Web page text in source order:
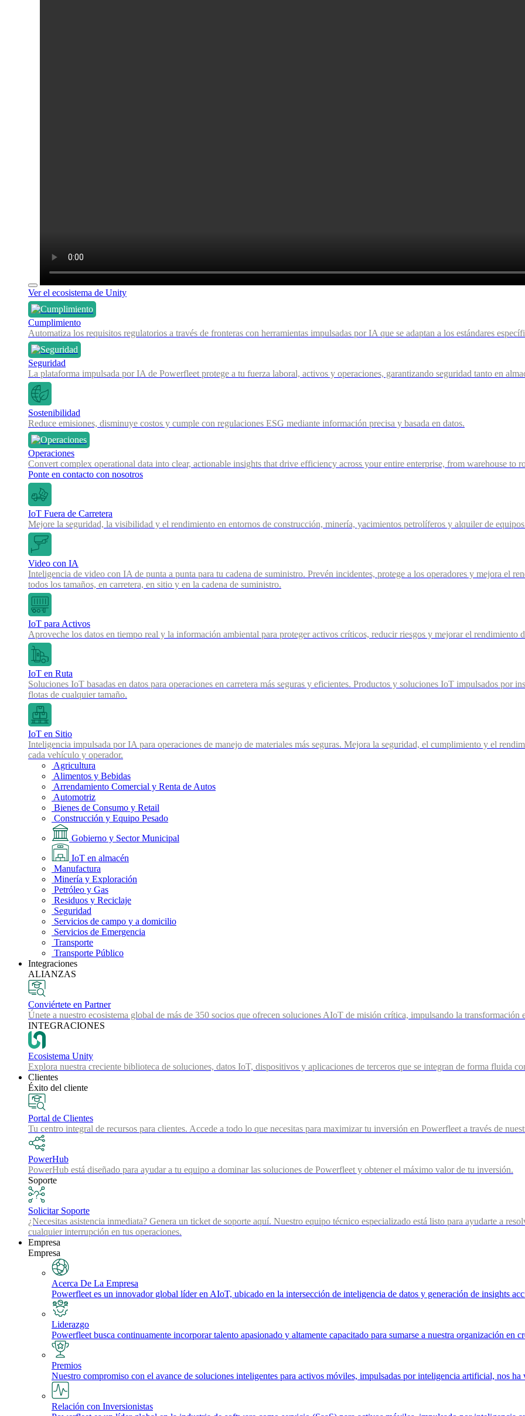
Ver el ecosistema de Unity
Cumplimiento
Automatiza los requisitos regulatorios a través de fronteras con herramientas impulsadas por IA que se adaptan a los estándares
Seguridad
La plataforma impulsada por IA de Powerfleet protege a tu fuerza laboral, activos y operaciones, garantizando seguridad tanto en
Sostenibilidad
Reduce emisiones, disminuye costos y cumple con regulaciones ESG mediante información precisa y basada en datos.
Operaciones
Convert complex operational data into clear, actionable insights that drive efficiency across your entire enterprise, from warehouse to
Ponte en contacto con nosotros
IoT Fuera de Carretera
Mejore la seguridad, la visibilidad y el rendimiento en entornos de construcción, minería, yacimientos petrolíferos y alquiler de
Video con IA
Inteligencia de video con IA de punta a punta para tu cadena de suministro. Prevén incidentes, protege a los operadores y mejora el
todos los tamaños, en carretera, en sitio y en la cadena de suministro.
IoT para Activos
Aproveche los datos en tiempo real y la información ambiental para proteger activos críticos, reducir riesgos y mejorar el rendimiento
IoT en Ruta
Soluciones IoT basadas en datos para operaciones en carretera más seguras y eficientes. Productos y soluciones IoT impulsados
flotas de cualquier tamaño.
IoT en Sitio
Inteligencia impulsada por IA para operaciones de manejo de materiales más seguras. Mejora la seguridad, el cumplimiento y el
cada vehículo y operador.
Agricultura
Alimentos y Bebidas
Arrendamiento Comercial y Renta de Autos
Automotriz
Bienes de Consumo y Retail
Construcción y Equipo Pesado
Gobierno y Sector Municipal
IoT en almacén
Manufactura
Minería y Exploración
Petróleo y Gas
Residuos y Reciclaje
Seguridad
Servicios de campo y a domicilio
Servicios de Emergencia
Transporte
Transporte Público
Integraciones
ALIANZAS
Conviértete en Partner
Únete a nuestro ecosistema global de más de 350 socios que ofrecen soluciones AIoT de misión crítica, impulsando la transformación
INTEGRACIONES
Ecosistema Unity
Explora nuestra creciente biblioteca de soluciones, datos IoT, dispositivos y aplicaciones de terceros que se integran de forma fluida
Clientes
Éxito del cliente
Portal de Clientes
Tu centro integral de recursos para clientes. Accede a todo lo que necesitas para maximizar tu inversión en Powerfleet a través de
PowerHub
PowerHub está diseñado para ayudar a tu equipo a dominar las soluciones de Powerfleet y obtener el máximo valor de tu inversión.
Soporte
Solicitar Soporte
¿Necesitas asistencia inmediata? Genera un ticket de soporte aquí. Nuestro equipo técnico especializado está listo para ayudarte a
cualquier interrupción en tus operaciones.
Empresa
Empresa
Acerca De La Empresa
Powerfleet es un innovador global líder en AIoT, ubicado en la intersección de inteligencia de datos y generación de insights
Liderazgo
Powerfleet busca continuamente incorporar talento apasionado y altamente capacitado para sumarse a nuestra organización en
Premios
Nuestro compromiso con el avance de soluciones inteligentes para activos móviles, impulsadas por inteligencia artificial, nos
Relación con Inversionistas